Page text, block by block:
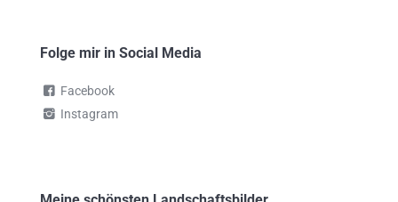
Folge mir in Social Media
Facebook
Instagram